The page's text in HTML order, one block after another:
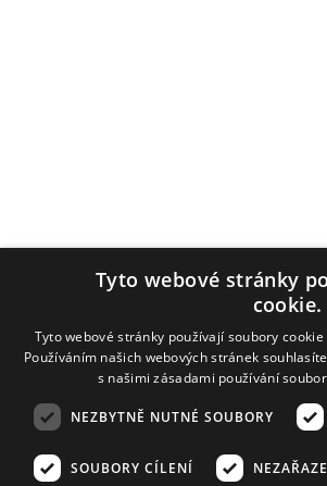
Tyto webové stránky
cookie.
Tyto webové stránky používají soubory
Používáním našich webových stránek
s našimi zásadami používání
NEZBYTNĚ NUTNÉ SOUBORY
SOUBORY CÍLENÍ